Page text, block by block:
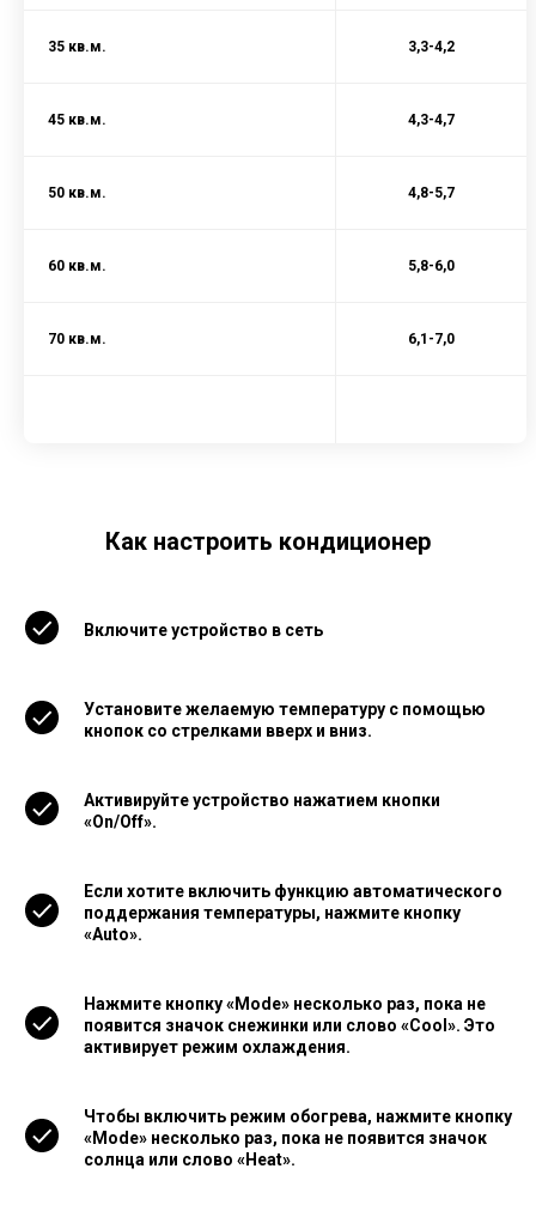
35 кв.м. 3,3-4,2
45 кв.м. 4,3-4,7
50 кв.м. 4,8-5,7
60 кв.м. 5,8-6,0
70 кв.м. 6,1-7,0
Как настроить кондиционер
Включите устройство в сеть
Установите желаемую температуру с помощью
кнопок со стрелками вверх и вниз.
Активируйте устройство нажатием кнопки
«On/Off».
Если хотите включить функцию автоматического
поддержания температуры, нажмите кнопку
«Auto».
Нажмите кнопку «Mode» несколько раз, пока не
появится значок снежинки или слово «Cool». Это
активирует режим охлаждения.
Чтобы включить режим обогрева, нажмите кнопку
«Mode» несколько раз, пока не появится значок
солнца или слово «Heat».